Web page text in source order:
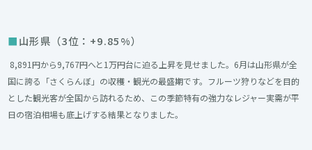
山形県（3位：+9.85%）
8,891円から9,767円へと1万円台に迫る上昇を見せました。6月は山形県が全
国に誇る「さくらんぼ」の収穫・観光の最盛期です。フルーツ狩りなどを目的
とした観光客が全国から訪れるため、この季節特有の強力なレジャー実需が平
日の宿泊相場も底上げする結果となりました。